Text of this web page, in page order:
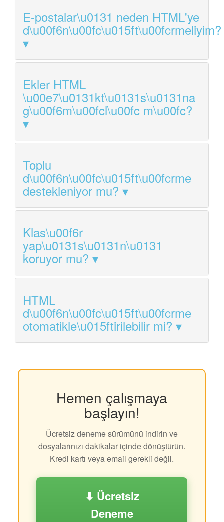
E-postalar\u0131 neden HTML'ye
d\u00f6n\u00fc\u015ft\u00fcrmeliyim?
Ekler HTML
\u00e7\u0131kt\u0131s\u0131na
g\u00f6m\u00fcl\u00fc m\u00fc?
Toplu
d\u00f6n\u00fc\u015ft\u00fcrme
destekleniyor mu?
Klas\u00f6r
yap\u0131s\u0131n\u0131
koruyor mu?
HTML
d\u00f6n\u00fc\u015ft\u00fcrme
otomatikle\u015ftirilebilir mi?
Hemen çalışmaya
başlayın!
Ücretsiz deneme sürümünü indirin ve
dosyalarınızı dakikalar içinde dönüştürün.
Kredi kartı veya email gerekli değil.
⬇ Ücretsiz
Deneme